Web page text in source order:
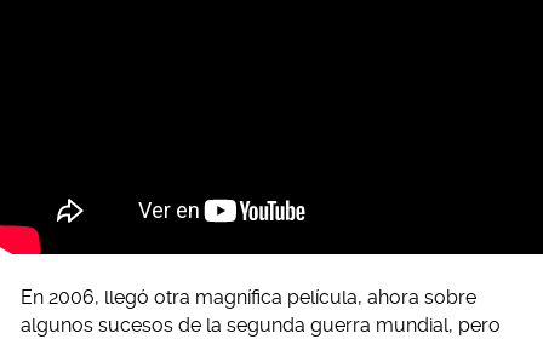
En 2006, llegó otra magnífica película, ahora sobre
algunos sucesos de la segunda guerra mundial, pero